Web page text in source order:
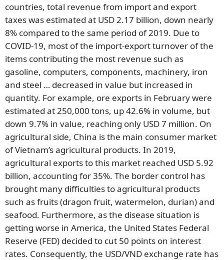
countries, total revenue from import and export
taxes was estimated at USD 2.17 billion, down nearly
8% compared to the same period of 2019. Due to
COVID-19, most of the import-export turnover of the
items contributing the most revenue such as
gasoline, computers, components, machinery, iron
and steel … decreased in value but increased in
quantity. For example, ore exports in February were
estimated at 250,000 tons, up 42.6% in volume, but
down 9.7% in value, reaching only USD 7 million. On
agricultural side, China is the main consumer market
of Vietnam’s agricultural products. In 2019,
agricultural exports to this market reached USD 5.92
billion, accounting for 35%. The border control has
brought many difficulties to agricultural products
such as fruits (dragon fruit, watermelon, durian) and
seafood. Furthermore, as the disease situation is
getting worse in America, the United States Federal
Reserve (FED) decided to cut 50 points on interest
rates. Consequently, the USD/VND exchange rate has